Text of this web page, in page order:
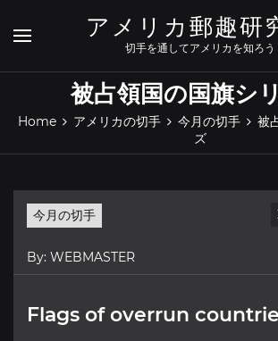
content
アメリカ郵趣研
切手を通してアメリカを知ろう
被占領国の国旗シ
Home アメリカの切手 今月の切手
被
ズ
今月の切手
By: WEBMASTER
Flags of overrun